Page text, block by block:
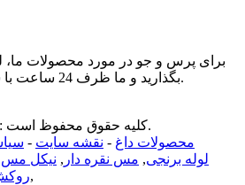
برای پرس و جو در مورد محصولات ما،
بگذارید و ما ظرف 24 ساعت با شما تماس خواهیم گرفت.
© Copyright - 2010-2022: کلیه حقوق محفوظ است.
محصولات داغ - نقشه سایت -
لوله برنجی, مس نقره دار , نیکل مس
,